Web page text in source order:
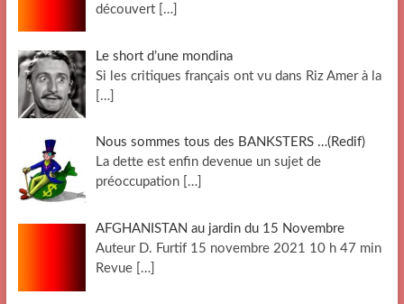
découvert […]
Le short d’une mondina
Si les critiques français ont vu dans Riz Amer à la
[…]
Nous sommes tous des BANKSTERS …(Redif)
La dette est enfin devenue un sujet de
préoccupation
[…]
AFGHANISTAN au jardin du 15 Novembre
Auteur D. Furtif 15 novembre 2021 10 h 47 min
Revue
[…]